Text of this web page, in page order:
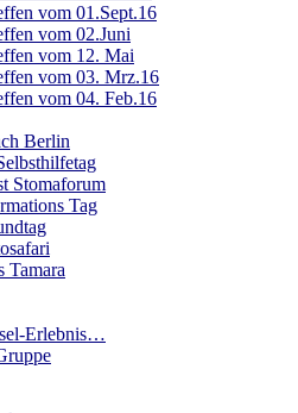
vom 01.Sept.16
vom 02.Juni
vom 12. Mai
vom 03. Mrz.16
vom 04. Feb.16
Berlin
Stomaforum
Tag
Tamara
Erlebnis…